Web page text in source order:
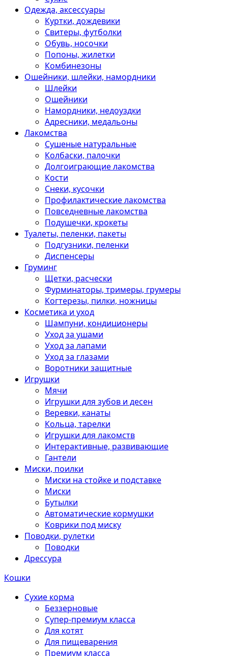
Одежда, аксессуары
Куртки, дождевики
Свитеры, футболки
Обувь, носочки
Попоны, жилетки
Комбинезоны
Ошейники, шлейки, намордники
Шлейки
Ошейники
Намордники, недоуздки
Адресники, медальоны
Лакомства
Сушеные натуральные
Колбаски, палочки
Долгоиграющие лакомства
Кости
Снеки, кусочки
Профилактические лакомства
Повседневные лакомства
Подушечки, крокеты
Туалеты, пеленки, пакеты
Подгузники, пеленки
Диспенсеры
Груминг
Щетки, расчески
Фурминаторы, тримеры, грумеры
Когтерезы, пилки, ножницы
Косметика и уход
Шампуни, кондиционеры
Уход за ушами
Уход за лапами
Уход за глазами
Воротники защитные
Игрушки
Мячи
Игрушки для зубов и десен
Веревки, канаты
Кольца, тарелки
Игрушки для лакомств
Интерактивные, развивающие
Гантели
Миски, поилки
Миски на стойке и подставке
Миски
Бутылки
Автоматические кормушки
Коврики под миску
Поводки, рулетки
Поводки
Дрессура
Кошки
Сухие корма
Беззерновые
Супер-премиум класса
Для котят
Для пищеварения
Премиум класса